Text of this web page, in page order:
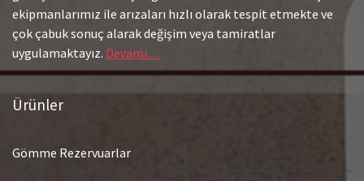
ekipmanlarımız ile arızaları hızlı olarak tespit etmekte ve
çok çabuk sonuç alarak değişim veya tamiratlar
uygulamaktayız. Devamı…
Ürünler
Gömme Rezervuarlar